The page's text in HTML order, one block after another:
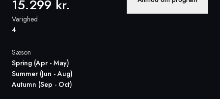
DanmarkFrankrig
Norge
15.299 kr.
Varighed
4
Sæson
Spring (Apr - May)
Summer (Jun - Aug)
Autumn (Sep - Oct)